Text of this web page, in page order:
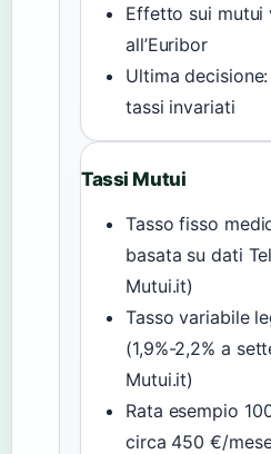
Effetto sui mutui
all’Euribor
Ultima
tassi invariati
Tassi Mutui
Tasso fisso
basata su dati
Mutui.it)
Tasso variabile
(1,9%-2,2% a
Mutui.it)
Rata esempio
circa 450 €/